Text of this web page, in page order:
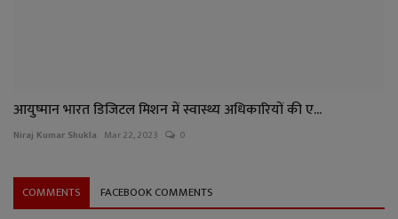
आयुष्मान भारत डिजिटल मिशन में स्वास्थ्य अधिकारियों की ए...
Niraj Kumar Shukla Mar 22, 2023 0
COMMENTS FACEBOOK COMMENTS